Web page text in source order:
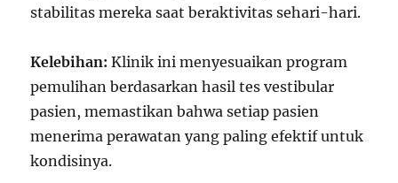
stabilitas mereka saat beraktivitas sehari-hari.
Kelebihan: Klinik ini menyesuaikan program
pemulihan berdasarkan hasil tes vestibular
pasien, memastikan bahwa setiap pasien
menerima perawatan yang paling efektif untuk
kondisinya.